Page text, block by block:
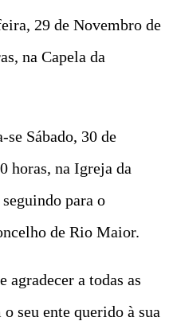
29 de Novembro de
na Capela da
Sábado, 30 de
horas, na Igreja da
para o
de Rio Maior.
a todas as
seu ente querido à sua